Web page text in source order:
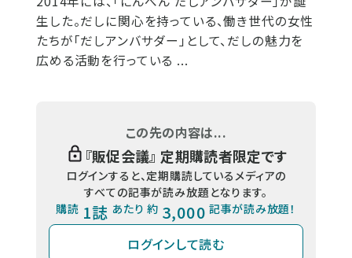
生した。だしに関心を持っている、働き世代の女性
たちが「だしアンバサダー」として、だしの魅力を
広める活動を行っている ...
この先の内容は...
『販促会議』 定期購読者限定です
ログインすると、定期購読しているメディアの
すべての記事が読み放題となります。
購読 1誌 あたり 約 3,000 記事が読み放題！
ログインして読む